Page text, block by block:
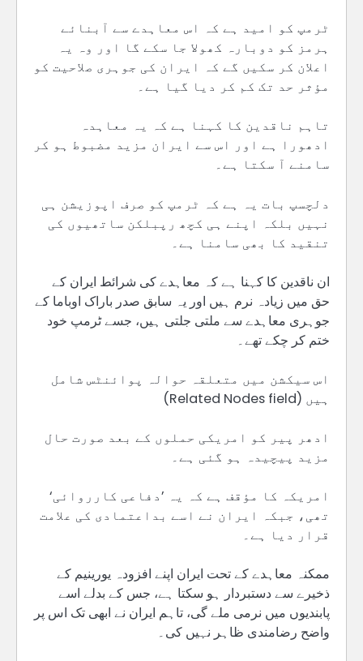
ٹرمپ کو امید ہے کہ اس معاہدے سے آبنائے
ہرمز کو دوبارہ کھولا جا سکے گا اور وہ یہ
اعلان کر سکیں گے کہ ایران کی جوہری صلاحیت کو
مؤثر حد تک کم کر دیا گیا ہے۔
تاہم ناقدین کا کہنا ہے کہ یہ معاہدہ
ادھورا ہے اور اس سے ایران مزید مضبوط ہو کر
سامنے آ سکتا ہے۔
دلچسپ بات یہ ہے کہ ٹرمپ کو صرف اپوزیشن ہی
نہیں بلکہ اپنے ہی کچھ رپبلکن ساتھیوں کی
تنقید کا بھی سامنا ہے۔
ان ناقدین کا کہنا ہے کہ معاہدے کی شرائط ایران کے
حق میں زیادہ نرم ہیں اور یہ سابق صدر باراک اوباما کے
جوہری معاہدے سے ملتی جلتی ہیں، جسے ٹرمپ خود
ختم کر چکے تھے۔
اس سیکشن میں متعلقہ حوالہ پوائنٹس شامل
ہیں (Related Nodes field)
ادھر پیر کو امریکی حملوں کے بعد صورت حال
مزید پیچیدہ ہو گئی ہے۔
امریکہ کا مؤقف ہے کہ یہ ’دفاعی کارروائی‘
تھی، جبکہ ایران نے اسے بداعتمادی کی علامت
قرار دیا ہے۔
ممکنہ معاہدے کے تحت ایران اپنے افزودہ یورینیم کے
ذخیرے سے دستبردار ہو سکتا ہے، جس کے بدلے اسے
پابندیوں میں نرمی ملے گی، تاہم ایران نے ابھی تک اس پر
واضح رضامندی ظاہر نہیں کی۔